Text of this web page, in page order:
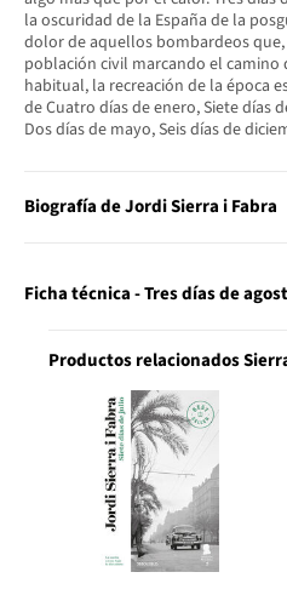
la oscuridad de la España de la
dolor de aquellos bombardeos
población civil marcando el camino
habitual, la recreación de la época
de Cuatro días de enero, Siete días
Dos días de mayo, Seis días de
Biografía de Jordi Sierra i Fabra
Ficha técnica - Tres días de
Productos relacionados